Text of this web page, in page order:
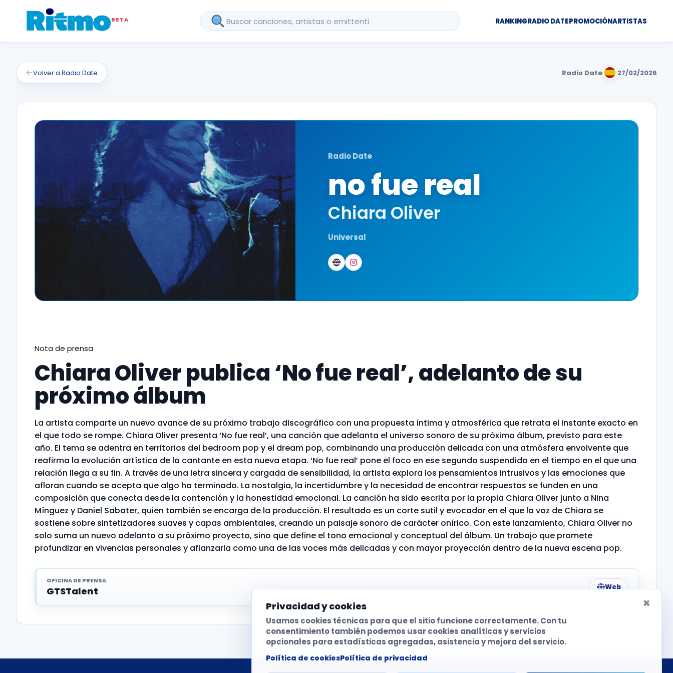
BETA
Buscar RANKINGRADIO DATEPROMOCIÓNARTISTAS
←Volver a Radio Date Radio Date 27/02/2026
Radio Date
no fue real
Chiara Oliver
Universal
SitioInstagram
Nota de prensa
Chiara Oliver publica ‘No fue real’, adelanto de su
próximo álbum
La artista comparte un nuevo avance de su próximo trabajo discográfico con una propuesta íntima y atmosférica que retrata el instante exacto en
el que todo se rompe. Chiara Oliver presenta ‘No fue real’, una canción que adelanta el universo sonoro de su próximo álbum, previsto para este
año. El tema se adentra en territorios del bedroom pop y el dream pop, combinando una producción delicada con una atmósfera envolvente que
reafirma la evolución artística de la cantante en esta nueva etapa. ‘No fue real’ pone el foco en ese segundo suspendido en el tiempo en el que una
relación llega a su fin. A través de una letra sincera y cargada de sensibilidad, la artista explora los pensamientos intrusivos y las emociones que
afloran cuando se acepta que algo ha terminado. La nostalgia, la incertidumbre y la necesidad de encontrar respuestas se funden en una
composición que conecta desde la contención y la honestidad emocional. La canción ha sido escrita por la propia Chiara Oliver junto a Nina
Mínguez y Daniel Sabater, quien también se encarga de la producción. El resultado es un corte sutil y evocador en el que la voz de Chiara se
sostiene sobre sintetizadores suaves y capas ambientales, creando un paisaje sonoro de carácter onírico. Con este lanzamiento, Chiara Oliver no
solo suma un nuevo adelanto a su próximo proyecto, sino que define el tono emocional y conceptual del álbum. Un trabajo que promete
profundizar en vivencias personales y afianzarla como una de las voces más delicadas y con mayor proyección dentro de la nueva escena pop.
OFICINA DE PRENSA
GTSTalent Web
×
Privacidad y cookies
Usamos cookies técnicas para que el sitio funcione correctamente. Con tu
consentimiento también podemos usar cookies analíticas y servicios
opcionales para estadísticas agregadas, asistencia y mejora del servicio.
Política de cookiesPolítica de privacidad